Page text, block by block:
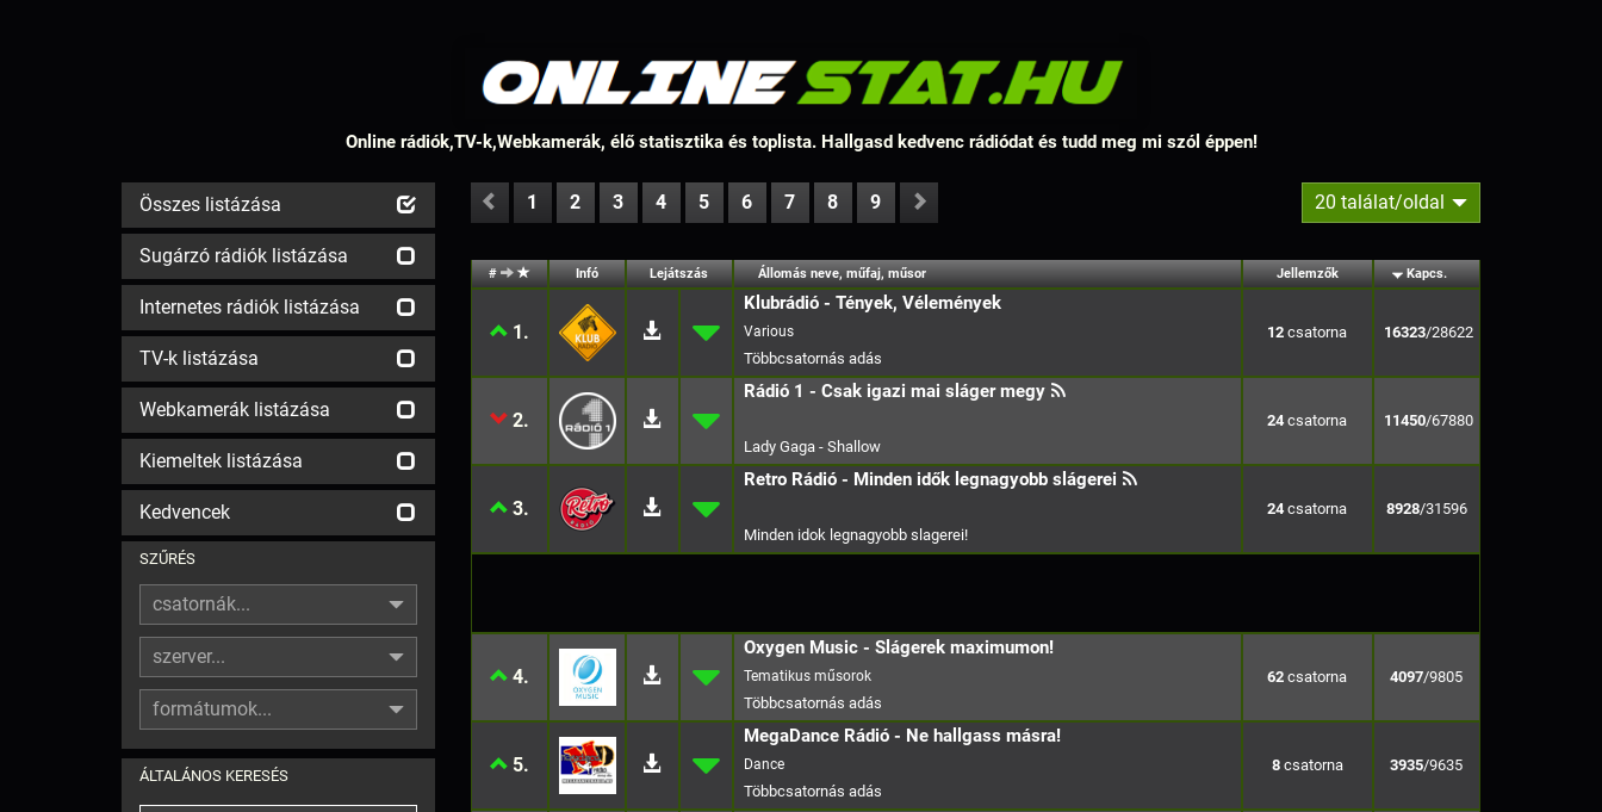
Online rádiók,TV-k,Webkamerák, élő statisztika és toplista. Hallgasd kedvenc rádiódat és tudd meg mi szól éppen!
Összes listázása
Sugárzó rádiók listázása
Internetes rádiók listázása
TV-k listázása
Webkamerák listázása
Kiemeltek listázása
Kedvencek
SZŰRÉS
csatornák...
szerver...
formátumok...
ÁLTALÁNOS KERESÉS
1 2 3 4 5 6 7 8 9 20 találat/oldal
# Infó Lejátszás Állomás neve, műfaj, műsor Jellemzők Kapcs.
1.
Klubrádió - Tények, Vélemények
Various 12 16323/28622
2.
Rádió 1 - Csak igazi mai sláger megy
Lady Gaga - Shallow
24 11450/67880
3.
Retro Rádió - Minden idők legnagyobb slágerei
Minden idok legnagyobb slagerei!
24 8928/31596
4.
Oxygen Music - Slágerek maximumon!
62 4097/9805
5.
MegaDance Rádió - Ne hallgass másra!
Dance 8 3935/9635